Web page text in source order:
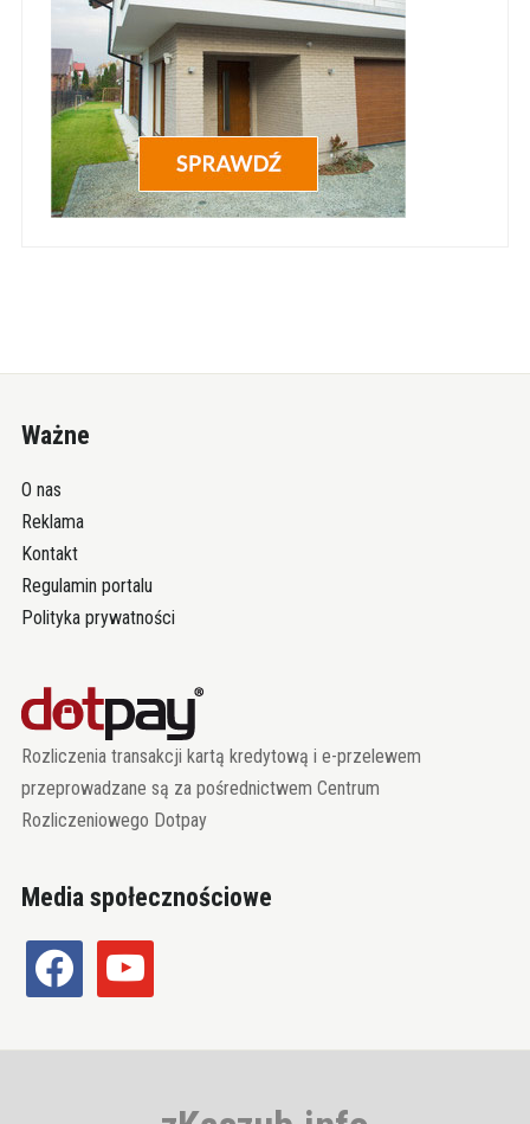
Ważne
O nas
Reklama
Kontakt
Regulamin portalu
Polityka prywatności
Rozliczenia transakcji kartą kredytową i e-przelewem
przeprowadzane są za pośrednictwem Centrum
Rozliczeniowego Dotpay
Media społecznościowe
facebook youtube